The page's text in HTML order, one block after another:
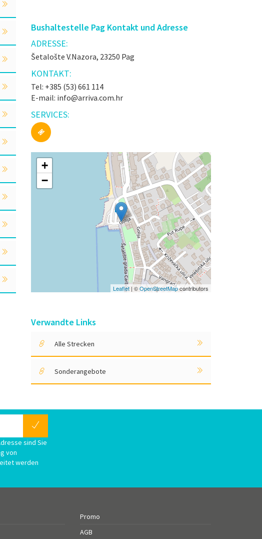
Bushaltestelle Pag Kontakt und Adresse
ADRESSE:
Šetalošte V.Nazora, 23250 Pag
KONTAKT:
Tel: +385 (53) 661 114
E-mail: info@arriva.com.hr
SERVICES:
+
−
Leaflet | ©OpenStreetMapcontributors
Verwandte Links
Alle Strecken
Sonderangebote
sind Sie
von
werden
Promo
AGB